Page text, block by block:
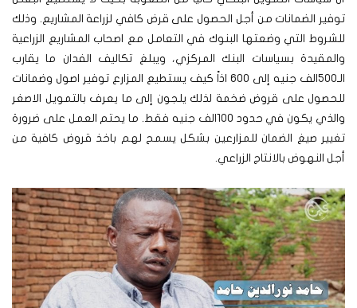
توفير الضمانات من أجل الحصول على قرض كافي لزراعة المشاريع. وذلك
للشروط التي وضعتها البنوك في التعامل مع اصحاب المشاريع الزراعية
والمقيدة بسياسات البنك المركزي، ويبلغ تكاليف الفدان ما يقارب
الـ500الف جنيه إلى 600 اذاً كيف يستطيع المزارع توفير اصول وضمانات
للحصول على قروض ضخمة لذلك يلجون إلى ما يعرف بالتمويل الاصغر
والذي يكون في حدود 100الف جنيه فقط. ما يحتم العمل على ضرورة
تغيير صيغ الضمان للمزارعين بشكل يسمح لهم باخذ قروض كافية من
أجل النهوض بالانتاج الزراعي.